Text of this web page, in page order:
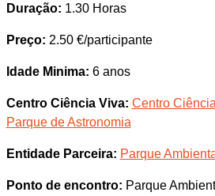
Duração: 1.30 Horas
Preço: 2.50 €/participante
Idade Minima: 6 anos
Centro Ciência Viva: Centro
Parque de Astronomia
Entidade Parceira: Parque
Ponto de encontro: Parque